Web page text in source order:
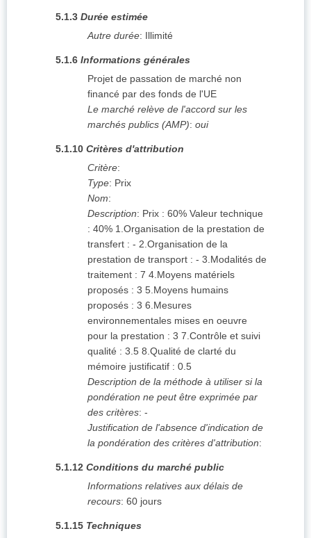
5.1.3 Durée estimée
Autre durée: Illimité
5.1.6 Informations générales
Projet de passation de marché non
financé par des fonds de l'UE
Le marché relève de l'accord sur les
marchés publics (AMP): oui
5.1.10 Critères d'attribution
Critère:
Type: Prix
Nom:
Description: Prix : 60% Valeur technique
: 40% 1.Organisation de la prestation de
transfert : - 2.Organisation de la
prestation de transport : - 3.Modalités de
traitement : 7 4.Moyens matériels
proposés : 3 5.Moyens humains
proposés : 3 6.Mesures
environnementales mises en oeuvre
pour la prestation : 3 7.Contrôle et suivi
qualité : 3.5 8.Qualité de clarté du
mémoire justificatif : 0.5
Description de la méthode à utiliser si la
pondération ne peut être exprimée par
des critères: -
Justification de l'absence d'indication de
la pondération des critères d'attribution:
5.1.12 Conditions du marché public
Informations relatives aux délais de
recours: 60 jours
5.1.15 Techniques